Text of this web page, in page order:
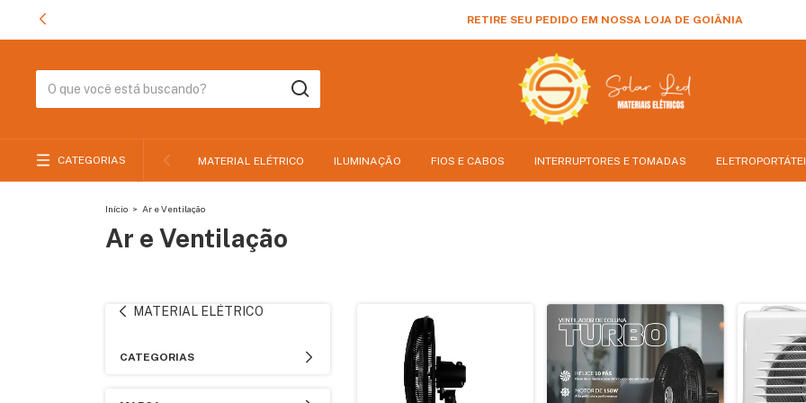
RETIRE SEU PEDIDO EM NOSSA LOJA DE GOIÂNIA
CATEGORIAS MATERIAL ELÉTRICO ILUMINAÇÃO FIOS E CABOS INTERRUPTORES E TOMADAS
Início > Ar e Ventilação
Ar e Ventilação
MATERIAL ELÉTRICO
CATEGORIAS